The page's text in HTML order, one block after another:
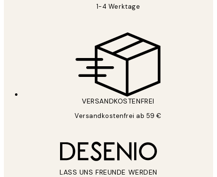
1-4 Werktage
VERSANDKOSTENFREI
Versandkostenfrei ab 59 €
LASS UNS FREUNDE WERDEN